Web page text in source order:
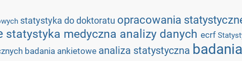
statystyka do doktoratu opracowania
statystyka medyczna analizy danych ecrf
badania ankietowe analiza statystyczna